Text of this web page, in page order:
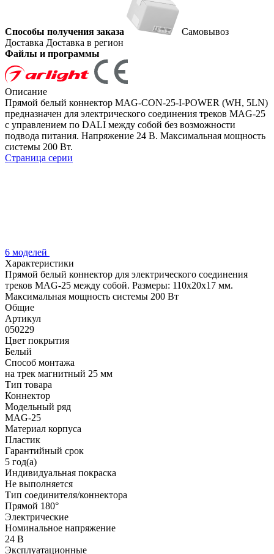
Способы получения заказа
Самовывоз
Доставка Доставка в регион
Файлы и программы
Описание
Прямой белый коннектор MAG-CON-25-I-POWER (WH, 5LN)
предназначен для электрического соединения треков MAG-25
с управлением по DALI между собой без возможности
подвода питания. Напряжение 24 В. Максимальная мощность
системы 200 Вт.
Страница серии
6 моделей
Характеристики
Прямой белый коннектор для электрического соединения
треков MAG-25 между собой. Размеры: 110х20х17 мм.
Максимальная мощность системы 200 Вт
Общие
Артикул
050229
Цвет покрытия
Белый
Способ монтажа
на трек магнитный 25 мм
Тип товара
Коннектор
Модельный ряд
MAG-25
Материал корпуса
Пластик
Гарантийный срок
5 год(а)
Индивидуальная покраска
Не выполняется
Тип соединителя/коннектора
Прямой 180°
Электрические
Номинальное напряжение
24 В
Эксплуатационные